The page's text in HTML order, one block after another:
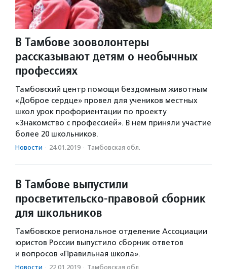
В Тамбове зооволонтеры
рассказывают детям о необычных
профессиях
Тамбовский центр помощи бездомным животным
«Доброе сердце» провел для учеников местных
школ урок профориентации по проекту
«Знакомство с профессией». В нем приняли участие
более 20 школьников.
Новости · 24.01.2019 · Тамбовская обл.
В Тамбове выпустили
просветительско-правовой сборник
для школьников
Тамбовское региональное отделение Ассоциации
юристов России выпустило сборник ответов
и вопросов «Правильная школа».
Новости · 22.01.2019 · Тамбовская обл.